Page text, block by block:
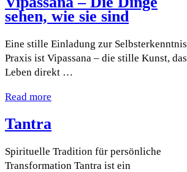
sehen, wie sie sind
Eine stille Einladung zur Selbsterkenntnis
Praxis ist Vipassana – die stille Kunst, das
Leben direkt …
Read more
Tantra
Spirituelle Tradition für persönliche
Transformation Tantra ist ein